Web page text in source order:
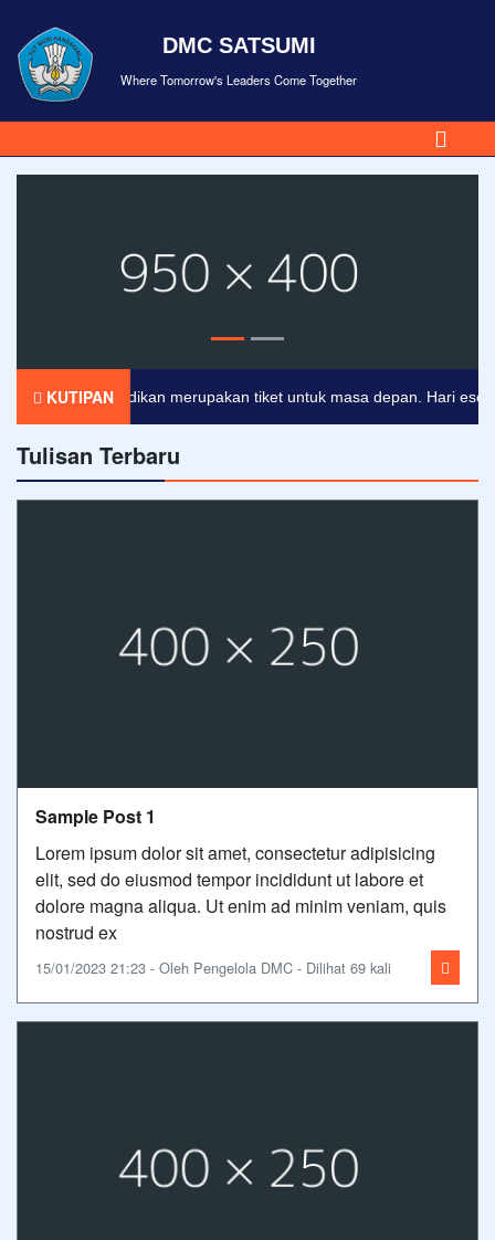
DMC SATSUMI
Where Tomorrow's Leaders Come Together
KUTIPAN
Pendidikan merupakan tiket untuk masa depan. Hari esok
Tulisan Terbaru
Sample Post 1
Lorem ipsum dolor sit amet, consectetur adipisicing
elit, sed do eiusmod tempor incididunt ut labore et
dolore magna aliqua. Ut enim ad minim veniam, quis
nostrud ex
15/01/2023 21:23 - Oleh Pengelola DMC - Dilihat 69 kali